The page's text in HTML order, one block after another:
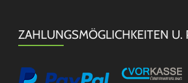
ZAHLUNGSMÖGLICHKEITEN U.